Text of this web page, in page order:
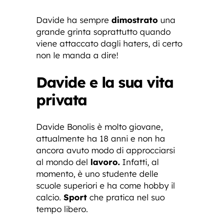
Davide ha sempre dimostrato una
grande grinta soprattutto quando
viene attaccato dagli haters, di certo
non le manda a dire!
Davide e la sua vita
privata
Davide Bonolis è molto giovane,
attualmente ha 18 anni e non ha
ancora avuto modo di approcciarsi
al mondo del lavoro. Infatti, al
momento, è uno studente delle
scuole superiori e ha come hobby il
calcio. Sport che pratica nel suo
tempo libero.